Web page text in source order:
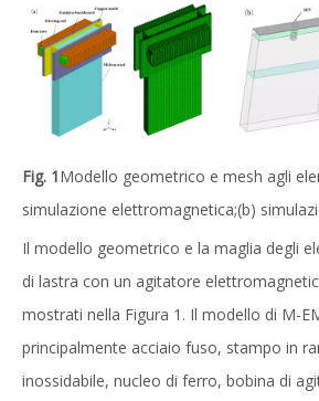
Fig. 1Modello geometrico e mesh agli
simulazione elettromagnetica;(b)
Il modello geometrico e la maglia degli
di lastra con un agitatore
mostrati nella Figura 1. Il modello di M-
principalmente acciaio fuso, stampo in
inossidabile, nucleo di ferro, bobina di